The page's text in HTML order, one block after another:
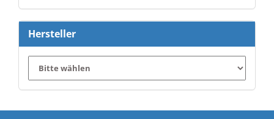
Hersteller